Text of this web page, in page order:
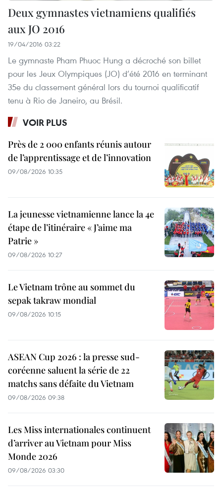
Deux gymnastes vietnamiens qualifiés
aux JO 2016
19/04/2016 03:22
Le gymnaste Pham Phuoc Hung a décroché son billet
pour les Jeux Olympiques (JO) d’été 2016 en terminant
35e du classement général lors du tournoi qualificatif
tenu à Rio de Janeiro, au Brésil.
VOIR PLUS
Près de 2 000 enfants réunis autour
de l’apprentissage et de l’innovation
09/08/2026 10:35
La jeunesse vietnamienne lance la 4e
étape de l’itinéraire « J’aime ma
Patrie »
09/08/2026 10:27
Le Vietnam trône au sommet du
sepak takraw mondial
09/08/2026 10:15
ASEAN Cup 2026 : la presse sud-
coréenne saluent la série de 22
matchs sans défaite du Vietnam
09/08/2026 09:38
Les Miss internationales continuent
d’arriver au Vietnam pour Miss
Monde 2026
09/08/2026 03:30